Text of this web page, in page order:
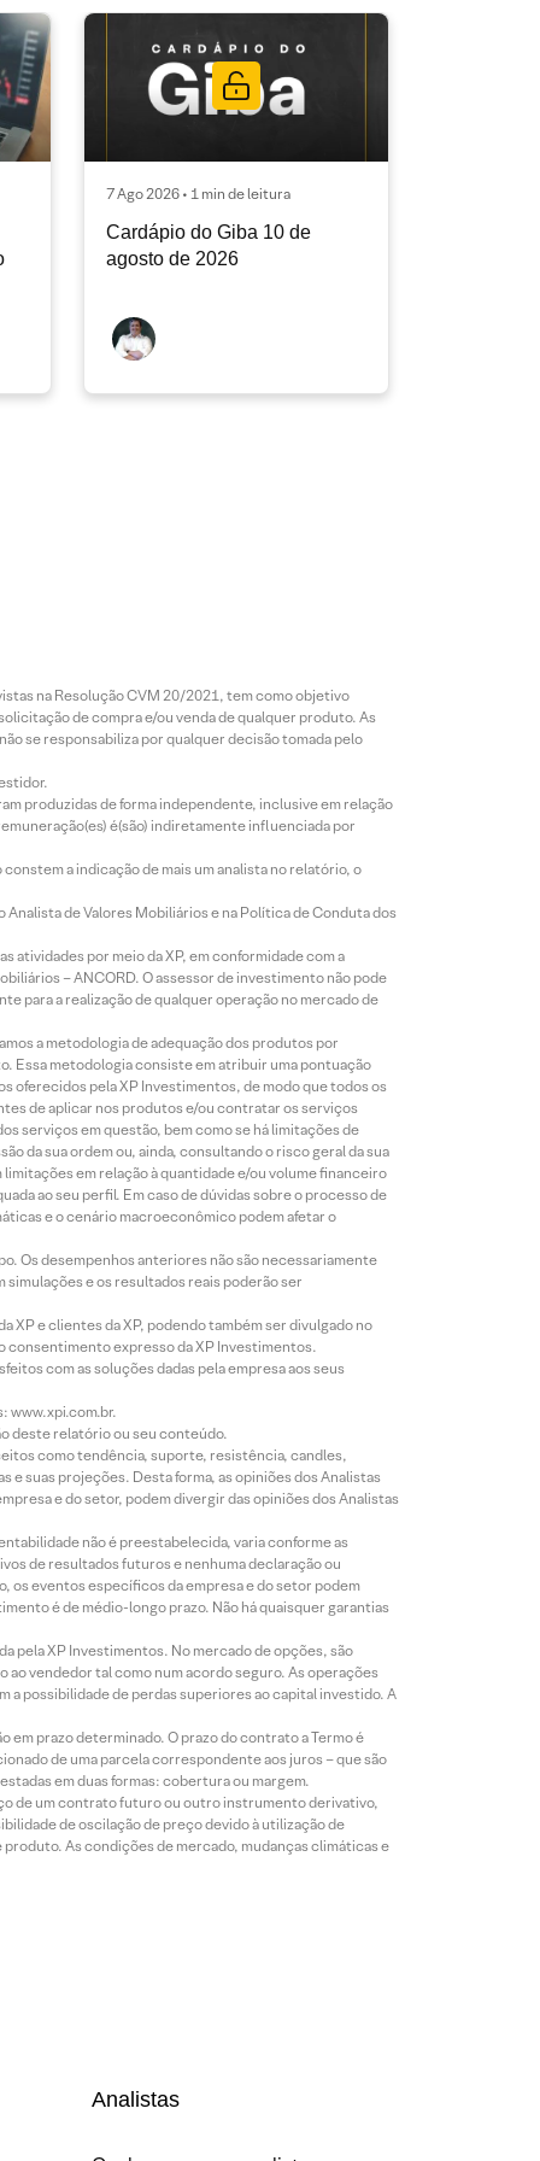
7 Ago 2026 • 1 min de leitura
Cardápio do Giba 10 de
agosto de 2026
na Resolução CVM 20/2021, tem como objetivo
de compra e/ou venda de qualquer produto. As
se responsabiliza por qualquer decisão tomada pelo
produzidas de forma independente, inclusive em relação
é(são) indiretamente influenciada por
a indicação de mais um analista no relatório, o
de Valores Mobiliários e na Política de Conduta dos
atividades por meio da XP, em conformidade com a
– ANCORD. O assessor de investimento não pode
para a realização de qualquer operação no mercado de
a metodologia de adequação dos produtos por
Essa metodologia consiste em atribuir uma pontuação
oferecidos pela XP Investimentos, de modo que todos os
de aplicar nos produtos e/ou contratar os serviços
serviços em questão, bem como se há limitações de
da sua ordem ou, ainda, consultando o risco geral da sua
em relação à quantidade e/ou volume financeiro
ao seu perfil. Em caso de dúvidas sobre o processo de
e o cenário macroeconômico podem afetar o
Os desempenhos anteriores não são necessariamente
e os resultados reais poderão ser
e clientes da XP, podendo também ser divulgado no
consentimento expresso da XP Investimentos.
com as soluções dadas pela empresa aos seus
www.xpi.com.br.
deste relatório ou seu conteúdo.
como tendência, suporte, resistência, candles,
e suas projeções. Desta forma, as opiniões dos Analistas
e do setor, podem divergir das opiniões dos Analistas
não é preestabelecida, varia conforme as
de resultados futuros e nenhuma declaração ou
os eventos específicos da empresa e do setor podem
é de médio-longo prazo. Não há quaisquer garantias
pela XP Investimentos. No mercado de opções, são
vendedor tal como num acordo seguro. As operações
possibilidade de perdas superiores ao capital investido. A
em prazo determinado. O prazo do contrato a Termo é
de uma parcela correspondente aos juros – que são
em duas formas: cobertura ou margem.
de um contrato futuro ou outro instrumento derivativo,
de oscilação de preço devido à utilização de
As condições de mercado, mudanças climáticas e
Analistas